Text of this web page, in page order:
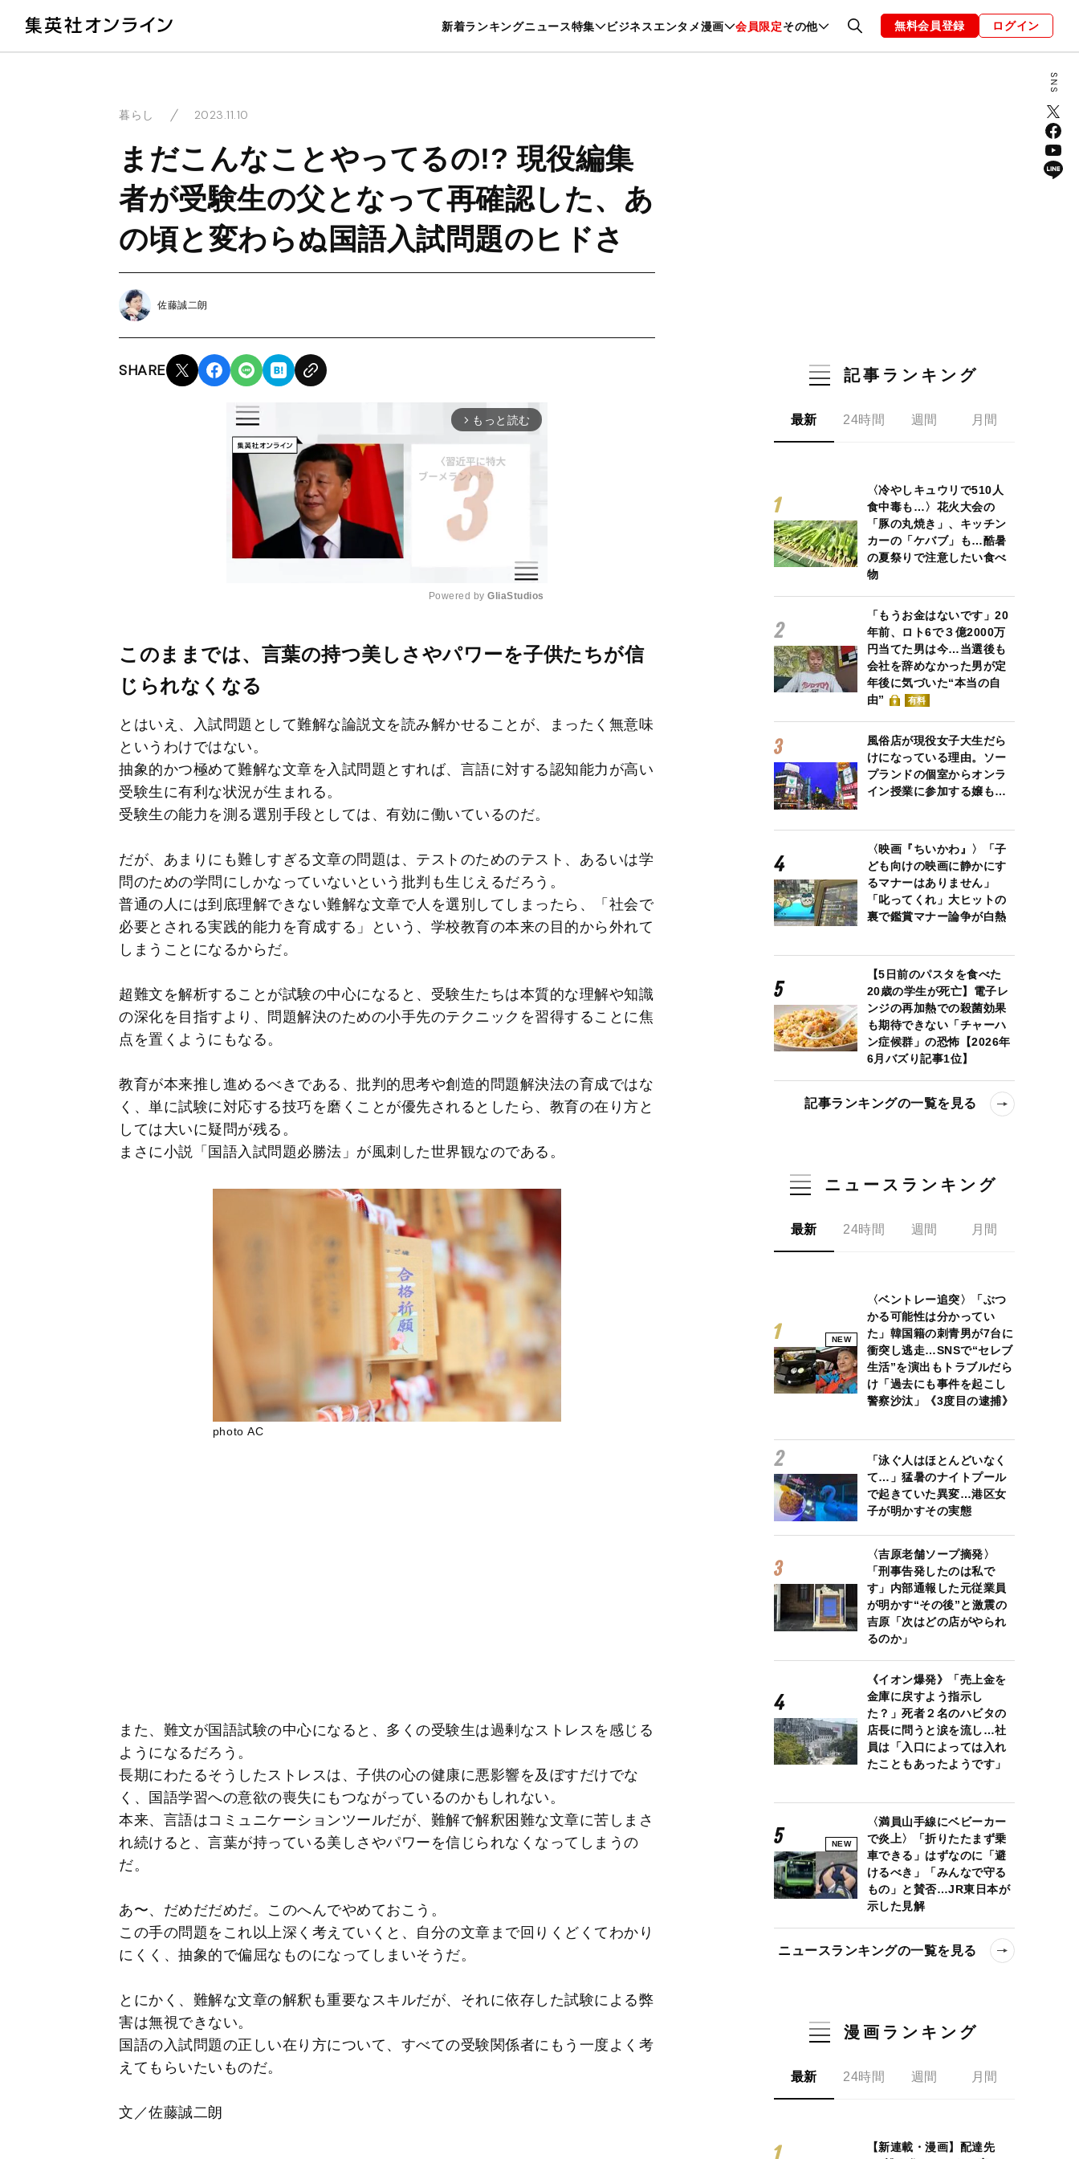
新着ランキングニュース特集 ビジネスエンタメ漫画 会員限定その他
暮らし スポーツ ヘルスケア 美容 グルメ ファッション 恋愛・結婚 編集部 お知らせ
無料会員登録 ログイン
暮らし 2023.11.10
まだこんなことやってるの!? 現役編集
者が受験生の父となって再確認した、あ
の頃と変わらぬ国語入試問題のヒドさ
佐藤誠二朗
SHARE
arrow_forward_ios もっと読む
Powered by GliaStudios
このままでは、言葉の持つ美しさやパワーを子供たちが信
じられなくなる
とはいえ、入試問題として難解な論説文を読み解かせることが、まったく無意味
というわけではない。
抽象的かつ極めて難解な文章を入試問題とすれば、言語に対する認知能力が高い
受験生に有利な状況が生まれる。
受験生の能力を測る選別手段としては、有効に働いているのだ。
だが、あまりにも難しすぎる文章の問題は、テストのためのテスト、あるいは学
問のための学問にしかなっていないという批判も生じえるだろう。
普通の人には到底理解できない難解な文章で人を選別してしまったら、「社会で
必要とされる実践的能力を育成する」という、学校教育の本来の目的から外れて
しまうことになるからだ。
超難文を解析することが試験の中心になると、受験生たちは本質的な理解や知識
の深化を目指すより、問題解決のための小手先のテクニックを習得することに焦
点を置くようにもなる。
教育が本来推し進めるべきである、批判的思考や創造的問題解決法の育成ではな
く、単に試験に対応する技巧を磨くことが優先されるとしたら、教育の在り方と
しては大いに疑問が残る。
まさに小説「国語入試問題必勝法」が風刺した世界観なのである。
photo AC
また、難文が国語試験の中心になると、多くの受験生は過剰なストレスを感じる
ようになるだろう。
長期にわたるそうしたストレスは、子供の心の健康に悪影響を及ぼすだけでな
く、国語学習への意欲の喪失にもつながっているのかもしれない。
本来、言語はコミュニケーションツールだが、難解で解釈困難な文章に苦しまさ
れ続けると、言葉が持っている美しさやパワーを信じられなくなってしまうの
だ。
あ〜、だめだだめだ。このへんでやめておこう。
この手の問題をこれ以上深く考えていくと、自分の文章まで回りくどくてわかり
にくく、抽象的で偏屈なものになってしまいそうだ。
とにかく、難解な文章の解釈も重要なスキルだが、それに依存した試験による弊
害は無視できない。
国語の入試問題の正しい在り方について、すべての受験関係者にもう一度よく考
えてもらいたいものだ。
文／佐藤誠二朗
記事ランキング
最新 24時間 週間 月間
〈冷やしキュウリで510人
食中毒も…〉花火大会の
「豚の丸焼き」、キッチン
カーの「ケバブ」も…酷暑
の夏祭りで注意したい食べ
物
「もうお金はないです」20
年前、ロト6で３億2000万
円当てた男は今…当選後も
会社を辞めなかった男が定
年後に気づいた“本当の自
由”
有料
風俗店が現役女子大生だら
けになっている理由。ソー
プランドの個室からオンラ
イン授業に参加する嬢も…
〈映画『ちいかわ』〉「子
ども向けの映画に静かにす
るマナーはありません」
「叱ってくれ」大ヒットの
裏で鑑賞マナー論争が白熱
【5日前のパスタを食べた
20歳の学生が死亡】電子レ
ンジの再加熱での殺菌効果
も期待できない「チャーハ
ン症候群」の恐怖【2026年
6月バズり記事1位】
記事ランキングの一覧を見る
ニュースランキング
最新 24時間 週間 月間
NEW
〈ベントレー追突〉「ぶつ
かる可能性は分かってい
た」韓国籍の刺青男が7台に
衝突し逃走…SNSで“セレブ
生活”を演出もトラブルだら
け「過去にも事件を起こし
警察沙汰」《3度目の逮捕》
「泳ぐ人はほとんどいなく
て…」猛暑のナイトプール
で起きていた異変…港区女
子が明かすその実態
〈吉原老舗ソープ摘発〉
「刑事告発したのは私で
す」内部通報した元従業員
が明かす“その後”と激震の
吉原「次はどの店がやられ
るのか」
《イオン爆発》「売上金を
金庫に戻すよう指示し
た？」死者２名のハビタの
店長に問うと涙を流し…社
員は「入口によっては入れ
たこともあったようです」
NEW
〈満員山手線にベビーカー
で炎上〉「折りたたまず乗
車できる」はずなのに「避
けるべき」「みんなで守る
もの」と賛否…JR東日本が
示した見解
ニュースランキングの一覧を見る
漫画ランキング
最新 24時間 週間 月間
【新連載・漫画】配達先